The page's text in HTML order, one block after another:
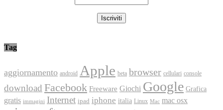
Tag
aggiornamento android Apple beta browser cellulari console
download Facebook Freeware Giochi Google Grafica
gratis immagini Internet ipad iphone italia Linux Mac mac osx